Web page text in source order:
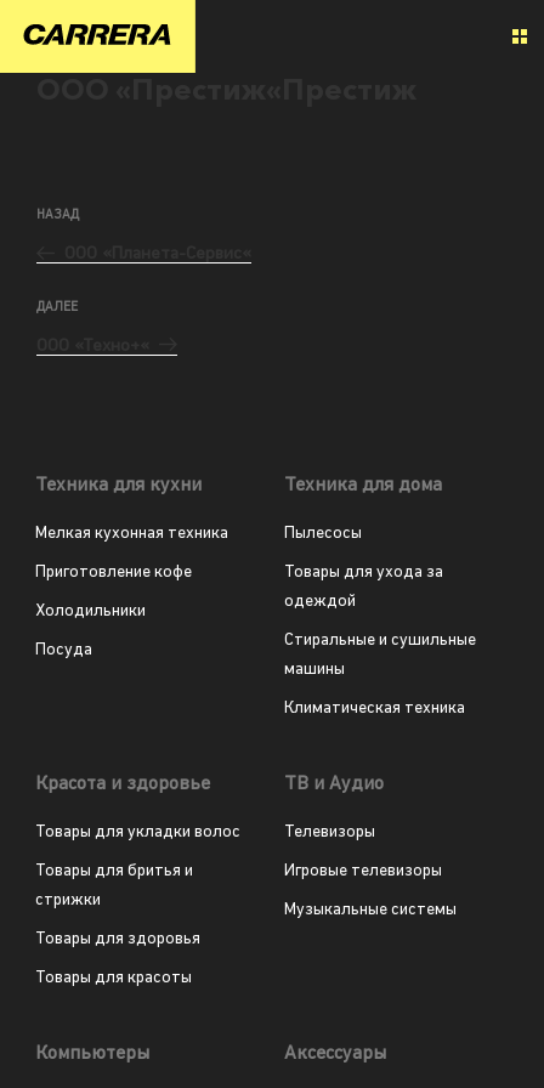
НАЗАД
ДАЛЕЕ
Техника для кухни
Мелкая кухонная техника
Приготовление кофе
Холодильники
Посуда
Техника для дома
Пылесосы
Товары для ухода за
одеждой
Стиральные и сушильные
машины
Климатическая техника
Красота и здоровье
Товары для укладки волос
Товары для бритья и
стрижки
Товары для здоровья
Товары для красоты
ТВ и Аудио
Телевизоры
Игровые телевизоры
Музыкальные системы
Компьютеры Аксессуары